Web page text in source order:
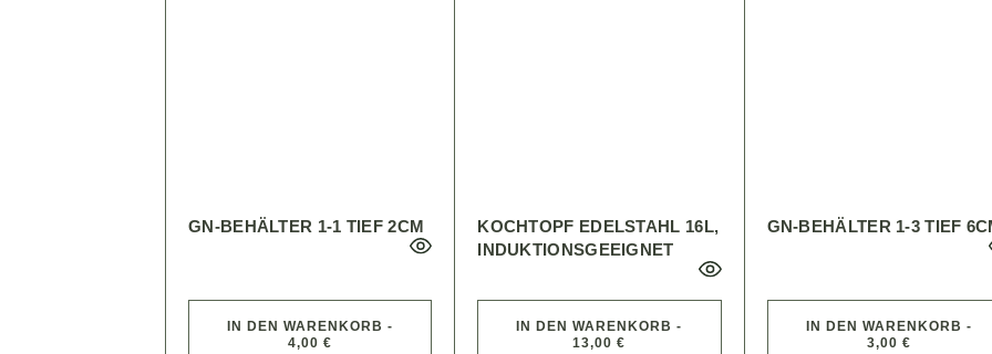
GN-BEHÄLTER 1-1 TIEF 2CM
IN DEN WARENKORB -
4,00 €
KOCHTOPF EDELSTAHL 16L,
INDUKTIONSGEEIGNET
IN DEN WARENKORB -
13,00 €
GN-BEHÄLTER 1-3 TIEF
IN DEN WARENKORB -
3,00 €